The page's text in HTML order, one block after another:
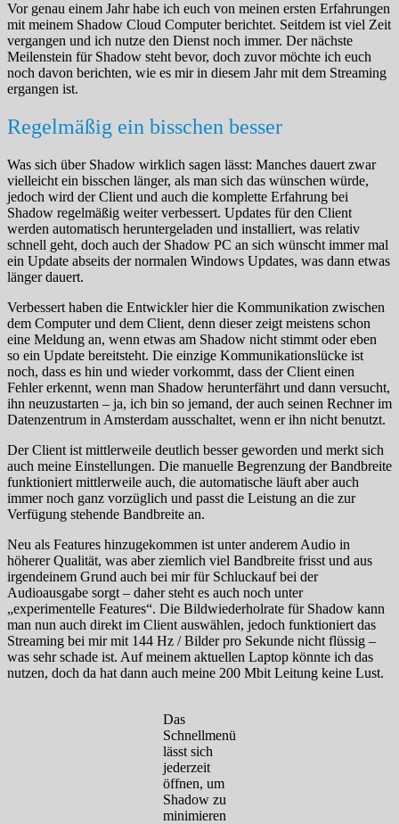
Vor genau einem Jahr habe ich euch von meinen ersten Erfahrungen
mit meinem Shadow Cloud Computer berichtet. Seitdem ist viel Zeit
vergangen und ich nutze den Dienst noch immer. Der nächste
Meilenstein für Shadow steht bevor, doch zuvor möchte ich euch
noch davon berichten, wie es mir in diesem Jahr mit dem Streaming
ergangen ist.
Regelmäßig ein bisschen besser
Was sich über Shadow wirklich sagen lässt: Manches dauert zwar
vielleicht ein bisschen länger, als man sich das wünschen würde,
jedoch wird der Client und auch die komplette Erfahrung bei
Shadow regelmäßig weiter verbessert. Updates für den Client
werden automatisch heruntergeladen und installiert, was relativ
schnell geht, doch auch der Shadow PC an sich wünscht immer mal
ein Update abseits der normalen Windows Updates, was dann etwas
länger dauert.
Verbessert haben die Entwickler hier die Kommunikation zwischen
dem Computer und dem Client, denn dieser zeigt meistens schon
eine Meldung an, wenn etwas am Shadow nicht stimmt oder eben
so ein Update bereitsteht. Die einzige Kommunikationslücke ist
noch, dass es hin und wieder vorkommt, dass der Client einen
Fehler erkennt, wenn man Shadow herunterfährt und dann versucht,
ihn neuzustarten – ja, ich bin so jemand, der auch seinen Rechner im
Datenzentrum in Amsterdam ausschaltet, wenn er ihn nicht benutzt.
Der Client ist mittlerweile deutlich besser geworden und merkt sich
auch meine Einstellungen. Die manuelle Begrenzung der Bandbreite
funktioniert mittlerweile auch, die automatische läuft aber auch
immer noch ganz vorzüglich und passt die Leistung an die zur
Verfügung stehende Bandbreite an.
Neu als Features hinzugekommen ist unter anderem Audio in
höherer Qualität, was aber ziemlich viel Bandbreite frisst und aus
irgendeinem Grund auch bei mir für Schluckauf bei der
Audioausgabe sorgt – daher steht es auch noch unter
„experimentelle Features“. Die Bildwiederholrate für Shadow kann
man nun auch direkt im Client auswählen, jedoch funktioniert das
Streaming bei mir mit 144 Hz / Bilder pro Sekunde nicht flüssig –
was sehr schade ist. Auf meinem aktuellen Laptop könnte ich das
nutzen, doch da hat dann auch meine 200 Mbit Leitung keine Lust.
Das
Schnellmenü
lässt sich
jederzeit
öffnen, um
Shadow zu
minimieren